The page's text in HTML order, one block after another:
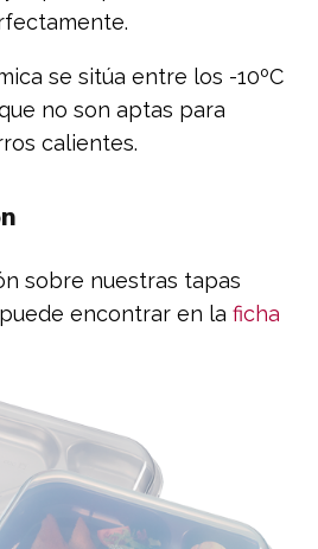
se sitúa entre los -10ºC
no son aptas para
calientes.
sobre nuestras tapas
encontrar en la ficha